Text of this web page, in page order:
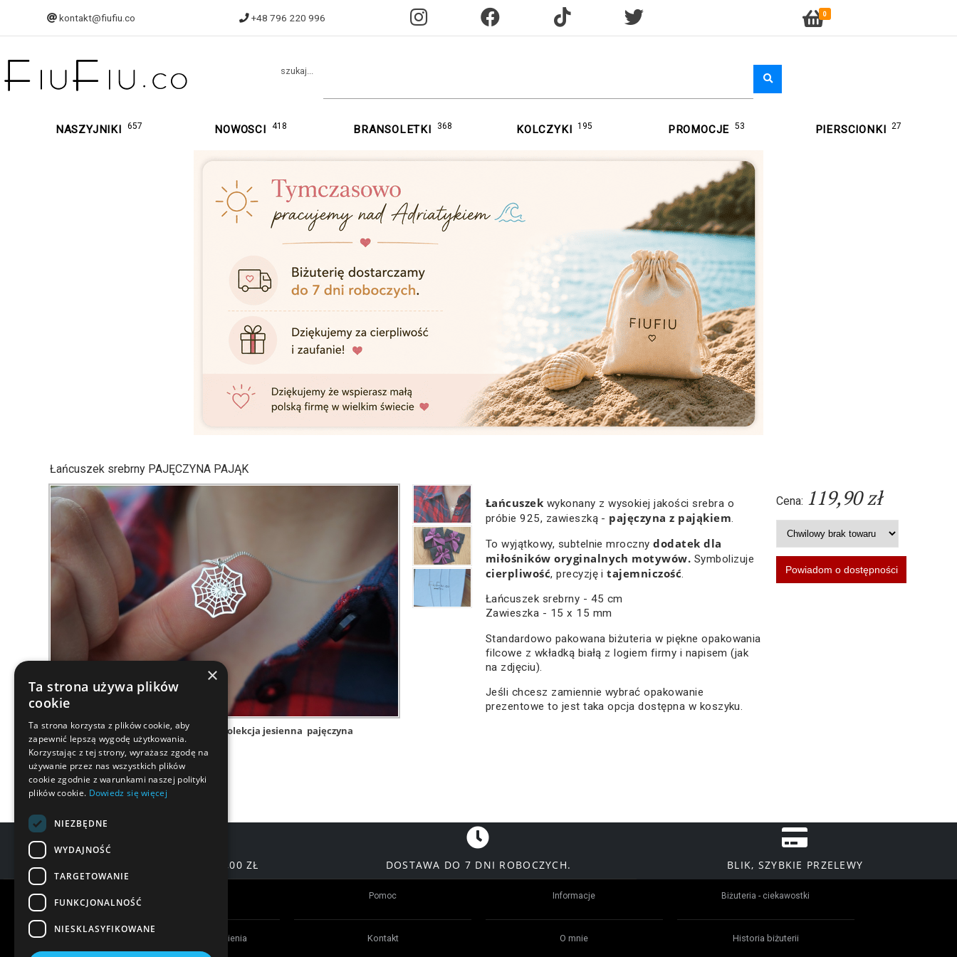
kontakt@fiufiu.co +48 796 220 996 0
szukaj...
NASZYJNIKI 657 NOWOSCI 418 BRANSOLETKI 368 KOLCZYKI 195 PROMOCJE 53 PIERSCIONKI 27
Łańcuszek srebrny PAJĘCZYNA PAJĄK
łańcuszek jesień autumn kolekcja jesienna pajęczyna
Łańcuszek wykonany z wysokiej jakości srebra o
próbie 925, zawieszką - pajęczyna z pająkiem.
To wyjątkowy, subtelnie mrocznydodatek dla
miłośników oryginalnych motywów. Symbolizuje
cierpliwość, precyzję itajemniczość.
Łańcuszek srebrny - 45 cm
Zawieszka - 15 x 15 mm
Standardowo pakowana biżuteria w piękne opakowania
filcowe z wkładką białą z logiem firmy i napisem (jak
na zdjęciu).
Jeśli chcesz zamiennie wybrać opakowanie
prezentowe to jest taka opcja dostępna w koszyku.
Cena: 119,90 zł
DARMOWA DOSTAWA OD 200,00 ZŁ DOSTAWA DO 7 DNI ROBOCZYCH. BLIK, SZYBKIE PRZELEWY
Czas realizacji zamówienia
Pomoc
Kontakt
Informacje
O mnie
Biżuteria - ciekawostki
Historia biżuterii
×
Ta strona używa plików
cookie
Ta strona korzysta z plików cookie, aby
zapewnić lepszą wygodę użytkowania.
Korzystając z tej strony, wyrażasz zgodę na
używanie przez nas wszystkich plików
cookie zgodnie z warunkami naszej polityki
plików cookie. Dowiedz się więcej
NIEZBĘDNE
WYDAJNOŚĆ
TARGETOWANIE
FUNKCJONALNOŚĆ
NIESKLASYFIKOWANE